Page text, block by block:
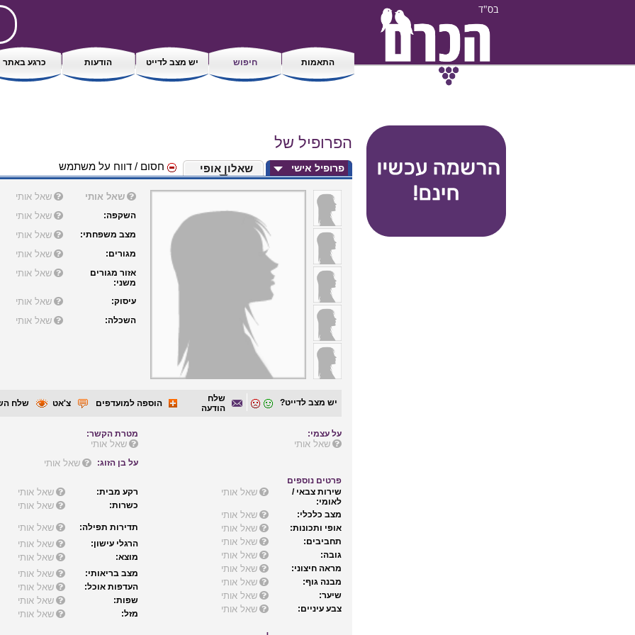
בס"ד
התאמות חיפוש יש מצב לדייט הודעות כרגע באתר
הפרופיל של
פרופיל אישי שאלון אופי חסום / דווח על משתמש
שאל אותי שאל אותי
השקפה: שאל אותי
מצב משפחתי: שאל אותי
מגורים: שאל אותי
אזור מגורים
משני:
שאל אותי
עיסוק: שאל אותי
השכלה: שאל אותי
יש מצב לדייט?
שלח
הודעה
הוספה למועדפים צ'אט שלח
על עצמי:
שאל אותי
מטרת הקשר:
שאל אותי
על בן הזוג: שאל אותי
פרטים נוספים
שירות צבאי /
לאומי:
שאל אותי
מצב כלכלי: שאל אותי
אופי ותכונות: שאל אותי
תחביבים: שאל אותי
גובה: שאל אותי
מראה חיצוני: שאל אותי
מבנה גוף: שאל אותי
שיער: שאל אותי
צבע עיניים: שאל אותי
רקע מבית: שאל אותי
כשרות: שאל אותי
תדירות תפילה: שאל אותי
הרגלי עישון: שאל אותי
מוצא: שאל אותי
מצב בריאותי: שאל אותי
העדפות אוכל: שאל אותי
שפות: שאל אותי
מזל: שאל אותי